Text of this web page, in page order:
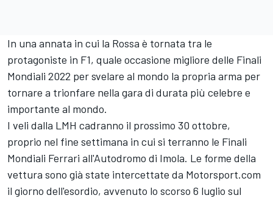
In una annata in cui la Rossa è tornata tra le
protagoniste in F1, quale occasione migliore delle Finali
Mondiali 2022 per svelare al mondo la propria arma per
tornare a trionfare nella gara di durata più celebre e
importante al mondo.
I veli dalla LMH cadranno il prossimo 30 ottobre,
proprio nel fine settimana in cui si terranno le Finali
Mondiali Ferrari all'Autodromo di Imola. Le forme della
vettura sono già state intercettate da Motorsport.com
il giorno dell'esordio, avvenuto lo scorso 6 luglio sul